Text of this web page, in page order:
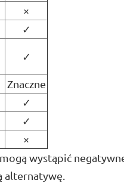
×
✓
✓
Znaczne
✓
✓
×
wystąpić
alternatywę.